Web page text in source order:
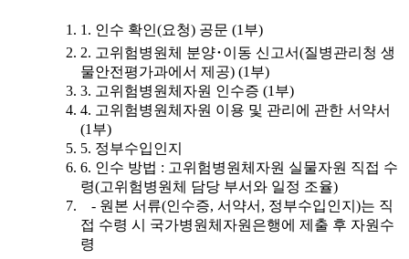
1. 인수 확인(요청) 공문 (1부)
2. 고위험병원체 분양･이동 신고서(질병관리청 생
물안전평가과에서 제공) (1부)
3. 고위험병원체자원 인수증 (1부)
4. 고위험병원체자원 이용 및 관리에 관한 서약서
(1부)
5. 정부수입인지
6. 인수 방법 : 고위험병원체자원 실물자원 직접 수
령(고위험병원체 담당 부서와 일정 조율)
- 원본 서류(인수증, 서약서, 정부수입인지)는 직
접 수령 시 국가병원체자원은행에 제출 후 자원수
령